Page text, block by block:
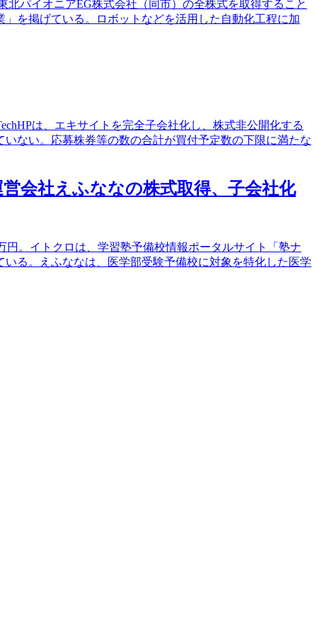
パイオニアEG株式会社（同市）の全株式を取得すること
を掲げている。ロボットなどを活用した自動化工程に加
は、エキサイトを完全子会社化し、株式非公開化する
ない。応募株券等の数の合計が買付予定数の下限に満たな
会社えふななの株式取得、子会社化
。イトクロは、学習塾予備校情報ポータルサイト「塾ナ
る。えふななは、医学部受験予備校に対象を特化した医学